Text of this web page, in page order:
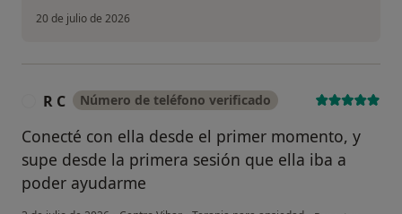
20 de julio de 2026
R C Número de teléfono verificado
Conecté con ella desde el primer momento, y
supe desde la primera sesión que ella iba a
poder ayudarme